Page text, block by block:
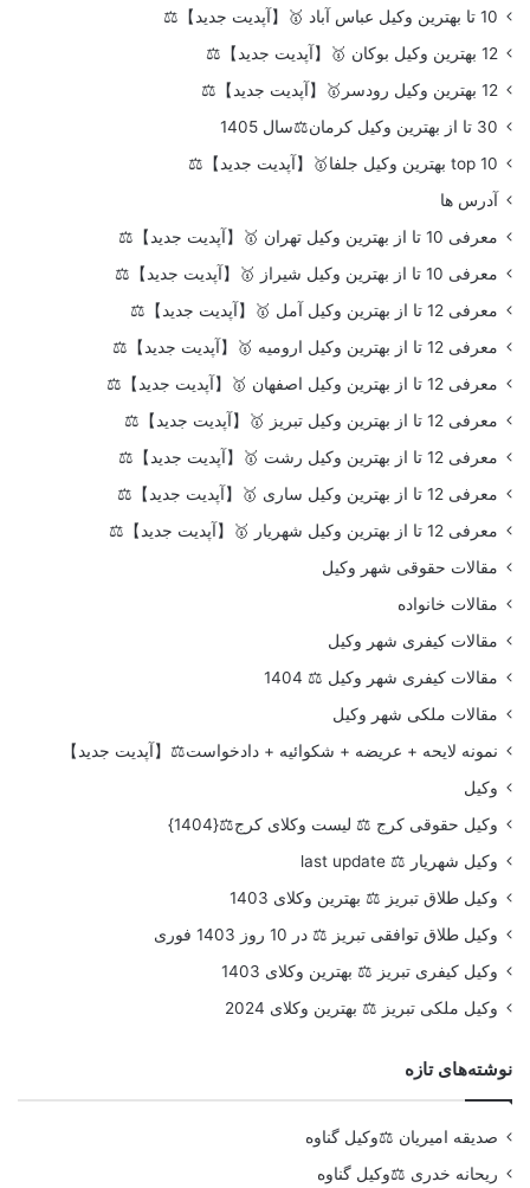
10 تا بهترین وکیل عباس آباد 🥇【آپدیت جدید】⚖️
12 بهترین وکیل بوکان 🥇【آپدیت جدید】⚖️
12 بهترین وکیل رودسر🥇【آپدیت جدید】⚖️
30 تا از بهترین وکیل کرمان⚖️سال 1405
top 10 بهترین وکیل جلفا🥇【آپدیت جدید】⚖️
آدرس ها
معرفی 10 تا از بهترین وکیل تهران 🥇【آپدیت جدید】⚖️
معرفی 10 تا از بهترین وکیل شیراز 🥇【آپدیت جدید】⚖️
معرفی 12 تا از بهترین وکیل آمل 🥇【آپدیت جدید】⚖️
معرفی 12 تا از بهترین وکیل ارومیه 🥇【آپدیت جدید】⚖️
معرفی 12 تا از بهترین وکیل اصفهان 🥇【آپدیت جدید】⚖️
معرفی 12 تا از بهترین وکیل تبریز 🥇【آپدیت جدید】⚖️
معرفی 12 تا از بهترین وکیل رشت 🥇【آپدیت جدید】⚖️
معرفی 12 تا از بهترین وکیل ساری 🥇【آپدیت جدید】⚖️
معرفی 12 تا از بهترین وکیل شهریار 🥇【آپدیت جدید】⚖️
مقالات حقوقی شهر وکیل
مقالات خانواده
مقالات کیفری شهر وکیل
مقالات کیفری شهر وکیل ⚖️ 1404
مقالات ملکی شهر وکیل
نمونه لایحه + عریضه + شکوائیه + دادخواست⚖️【آپدیت جدید】
وکیل
وکیل حقوقی کرج ⚖️ لیست وکلای کرج⚖️{1404}
وکیل شهریار ⚖️ last update
وکیل طلاق تبریز ⚖️ بهترین وکلای 1403
وکیل طلاق توافقی تبریز ⚖️ در 10 روز 1403 فوری
وکیل کیفری تبریز ⚖️ بهترین وکلای 1403
وکیل ملکی تبریز ⚖️ بهترین وکلای 2024
نوشته‌های تازه
صدیقه امیریان ⚖️وکیل گناوه
ریحانه خدری ⚖️وکیل گناوه